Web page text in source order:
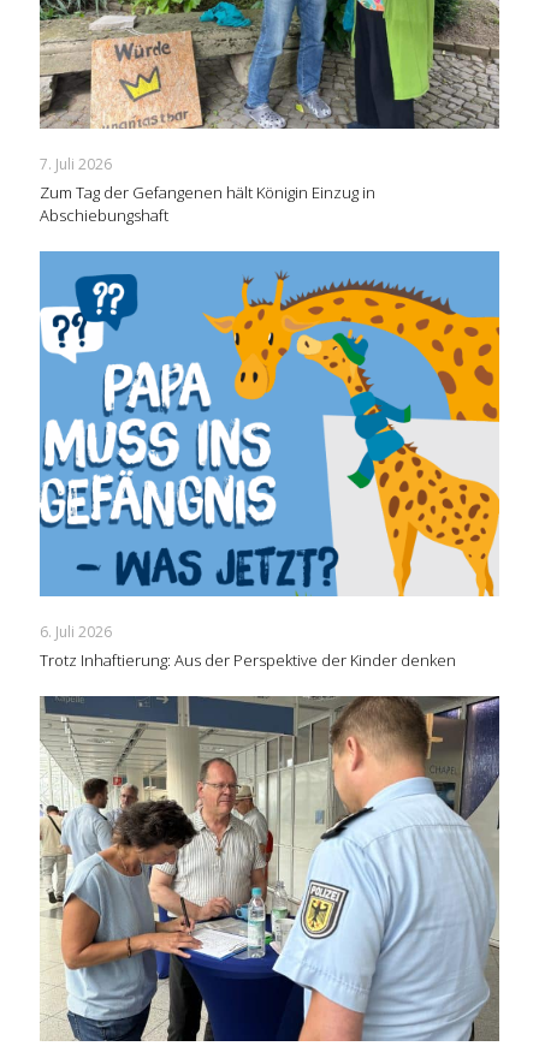
7. Juli 2026
Zum Tag der Gefangenen hält Königin Einzug in
Abschiebungshaft
6. Juli 2026
Trotz Inhaftierung: Aus der Perspektive der Kinder denken